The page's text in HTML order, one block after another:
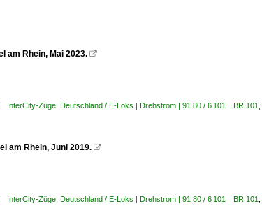
am Rhein, Mai 2023. 
InterCity-Züge Deutschland / E-Loks | Drehstrom | 91 80 / 6 101 BR 101
am Rhein, Juni 2019. 
InterCity-Züge Deutschland / E-Loks | Drehstrom | 91 80 / 6 101 BR 101